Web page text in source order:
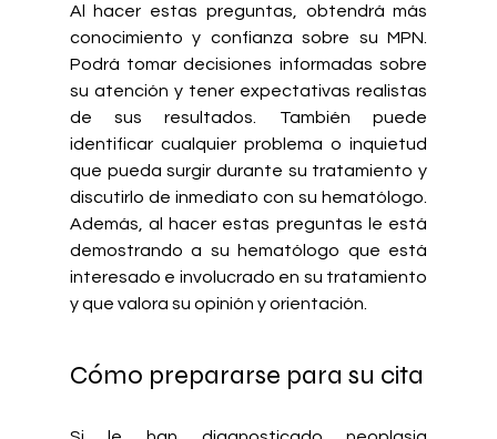
Al hacer estas preguntas, obtendrá más
conocimiento y confianza sobre su MPN.
Podrá tomar decisiones informadas sobre
su atención y tener expectativas realistas
de sus resultados. También puede
identificar cualquier problema o inquietud
que pueda surgir durante su tratamiento y
discutirlo de inmediato con su hematólogo.
Además, al hacer estas preguntas le está
demostrando a su hematólogo que está
interesado e involucrado en su tratamiento
y que valora su opinión y orientación.
Cómo prepararse para su cita